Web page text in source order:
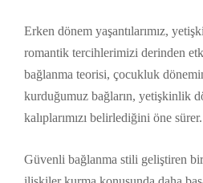
Erken dönem yaşantılarımız,
romantik tercihlerimizi derinden
bağlanma teorisi, çocukluk
kurduğumuz bağların, yetişkinlik
kalıplarımızı belirlediğini öne sürer.
Güvenli bağlanma stili geliştiren